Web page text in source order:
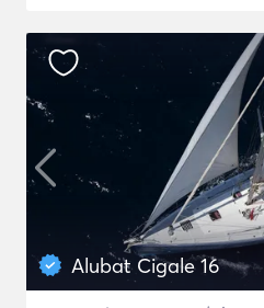
Alubat Cigale 16